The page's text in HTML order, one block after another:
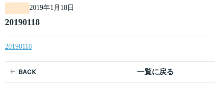
2019年1月18日
20190118
20190118
BACK 一覧に戻る